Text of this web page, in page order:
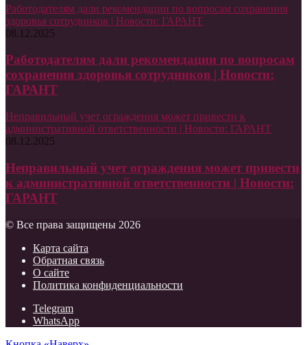
Работодателям дали рекомендации по вопросам сохранения
здоровья сотрудников | Новости: ГАРАНТ
08.12.2025
Работодателям дали рекомендации по вопросам
сохранения здоровья сотрудников | Новости:
ГАРАНТ
Неправильный учет ограждения может привести к
административной ответственности | Новости: ГАРАНТ
08.12.2025
Неправильный учет ограждения может привести
к административной ответственности | Новости:
ГАРАНТ
© Все права защищены 2026
Карта сайта
Обратная связь
О сайте
Политика конфиденциальности
Telegram
WhatsApp